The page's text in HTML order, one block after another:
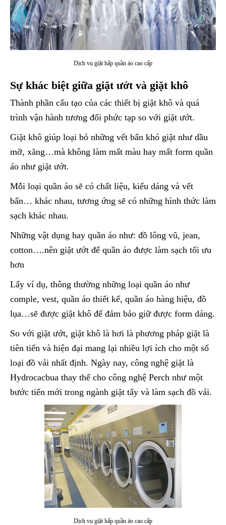
Dịch vụ giặt hấp quần áo cao cấp
Sự khác biệt giữa giặt ướt và giặt khô
Thành phần cấu tạo của các thiết bị giặt khô và quá
trình vận hành tương đối phức tạp so với giặt ướt.
Giặt khô giúp loại bỏ những vết bẩn khó giặt như dầu
mỡ, xăng…mà không làm mất màu hay mất form quần
áo như giặt ướt.
Mỗi loại quần áo sẽ có chất liệu, kiểu dáng và vết
bẩn… khác nhau, tương ứng sẽ có những hình thức làm
sạch khác nhau.
Những vật dụng hay quần áo như: đồ lông vũ, jean,
cotton….nên giặt ướt để quần áo được làm sạch tối ưu
hơn
Lấy ví dụ, thông thường những loại quần áo như
comple, vest, quần áo thiết kế, quần áo hàng hiệu, đồ
lụa…sẽ được giặt khô để đảm bảo giữ được form dáng.
So với giặt ướt, giặt khô là hơi là phương pháp giặt là
tiên tiến và hiện đại mang lại nhiều lợi ích cho một số
loại đồ vải nhất định. Ngày nay, công nghệ giặt là
Hydrocacbua thay thế cho công nghệ Perch như một
bước tiến mới trong ngành giặt tẩy và làm sạch đồ vải.
Dịch vụ giặt hấp quần áo cao cấp